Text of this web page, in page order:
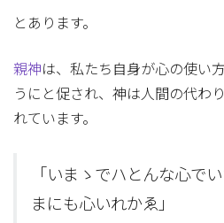
とあります。
親神は、私たち自身が心の使い
うにと促され、神は人間の代わ
れています。
「いまゝでハとんな心で
まにも心いれかゑ」